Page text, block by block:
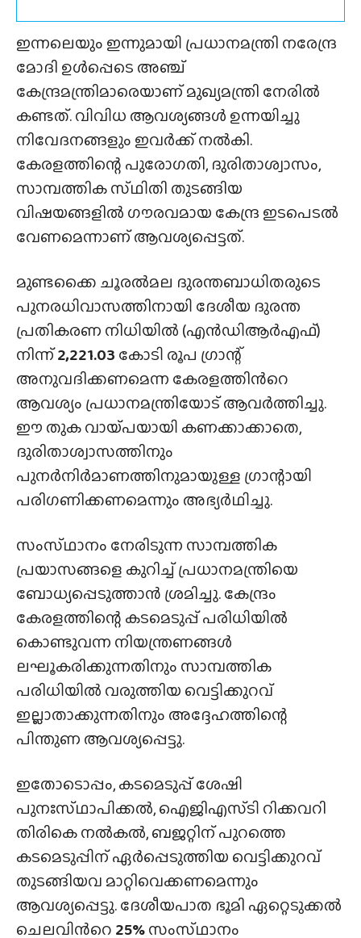
ഇന്നലെയും ഇന്നുമായി പ്രധാനമന്ത്രി നരേന്ദ്ര
മോദി ഉള്‍പ്പെടെ അഞ്ച്
കേന്ദ്രമന്ത്രിമാരെയാണ് മുഖ്യമന്ത്രി നേരില്‍
കണ്ടത്. വിവിധ ആവശ്യങ്ങൾ ഉന്നയിച്ചു
നിവേദനങ്ങളും ഇവർക്ക് നൽകി.
കേരളത്തിന്റെ പുരോഗതി, ദുരിതാശ്വാസം,
സാമ്പത്തിക സ്‌ഥിതി തുടങ്ങിയ
വിഷയങ്ങളിൽ ഗൗരവമായ കേന്ദ്ര ഇടപെടൽ
വേണമെന്നാണ് ആവശ്യപ്പെട്ടത്.
മുണ്ടക്കൈ ചൂരല്‍മല ദുരന്തബാധിതരുടെ
പുനരധിവാസത്തിനായി ദേശീയ ദുരന്ത
പ്രതികരണ നിധിയില്‍ (എന്‍ഡിആര്‍എഫ്)
നിന്ന്2,221.03 കോടി രൂപ ഗ്രാന്റ്
അനുവദിക്കണമെന്ന കേരളത്തിന്‍റെ
ആവശ്യം പ്രധാനമന്ത്രിയോട് ആവര്‍ത്തിച്ചു.
ഈ തുക വായ്‌പയായി കണക്കാക്കാതെ,
ദുരിതാശ്വാസത്തിനും
പുനര്‍നിര്‍മാണത്തിനുമായുള്ള ഗ്രാന്റായി
പരിഗണിക്കണമെന്നും അഭ്യർഥിച്ചു.
സംസ്‌ഥാനം നേരിടുന്ന സാമ്പത്തിക
പ്രയാസങ്ങളെ കുറിച്ച് പ്രധാനമന്ത്രിയെ
ബോധ്യപ്പെടുത്താന്‍ ശ്രമിച്ചു. കേന്ദ്രം
കേരളത്തിന്റെ കടമെടുപ്പ് പരിധിയില്‍
കൊണ്ടുവന്ന നിയന്ത്രണങ്ങള്‍
ലഘൂകരിക്കുന്നതിനും സാമ്പത്തിക
പരിധിയില്‍ വരുത്തിയ വെട്ടിക്കുറവ്
ഇല്ലാതാക്കുന്നതിനും അദ്ദേഹത്തിന്റെ
പിന്തുണ ആവശ്യപ്പെട്ടു.
ഇതോടൊപ്പം, കടമെടുപ്പ് ശേഷി
പുനഃസ്‌ഥാപിക്കൽ, ഐജിഎസ്‌ടി റിക്കവറി
തിരികെ നല്‍കല്‍, ബജറ്റിന് പുറത്തെ
കടമെടുപ്പിന് ഏര്‍പ്പെടുത്തിയ വെട്ടിക്കുറവ്
തുടങ്ങിയവ മാറ്റിവെക്കണമെന്നും
ആവശ്യപ്പെട്ടു. ദേശീയപാത ഭൂമി ഏറ്റെടുക്കല്‍
ചെലവിന്‍റെ 25%സംസ്‌ഥാനം